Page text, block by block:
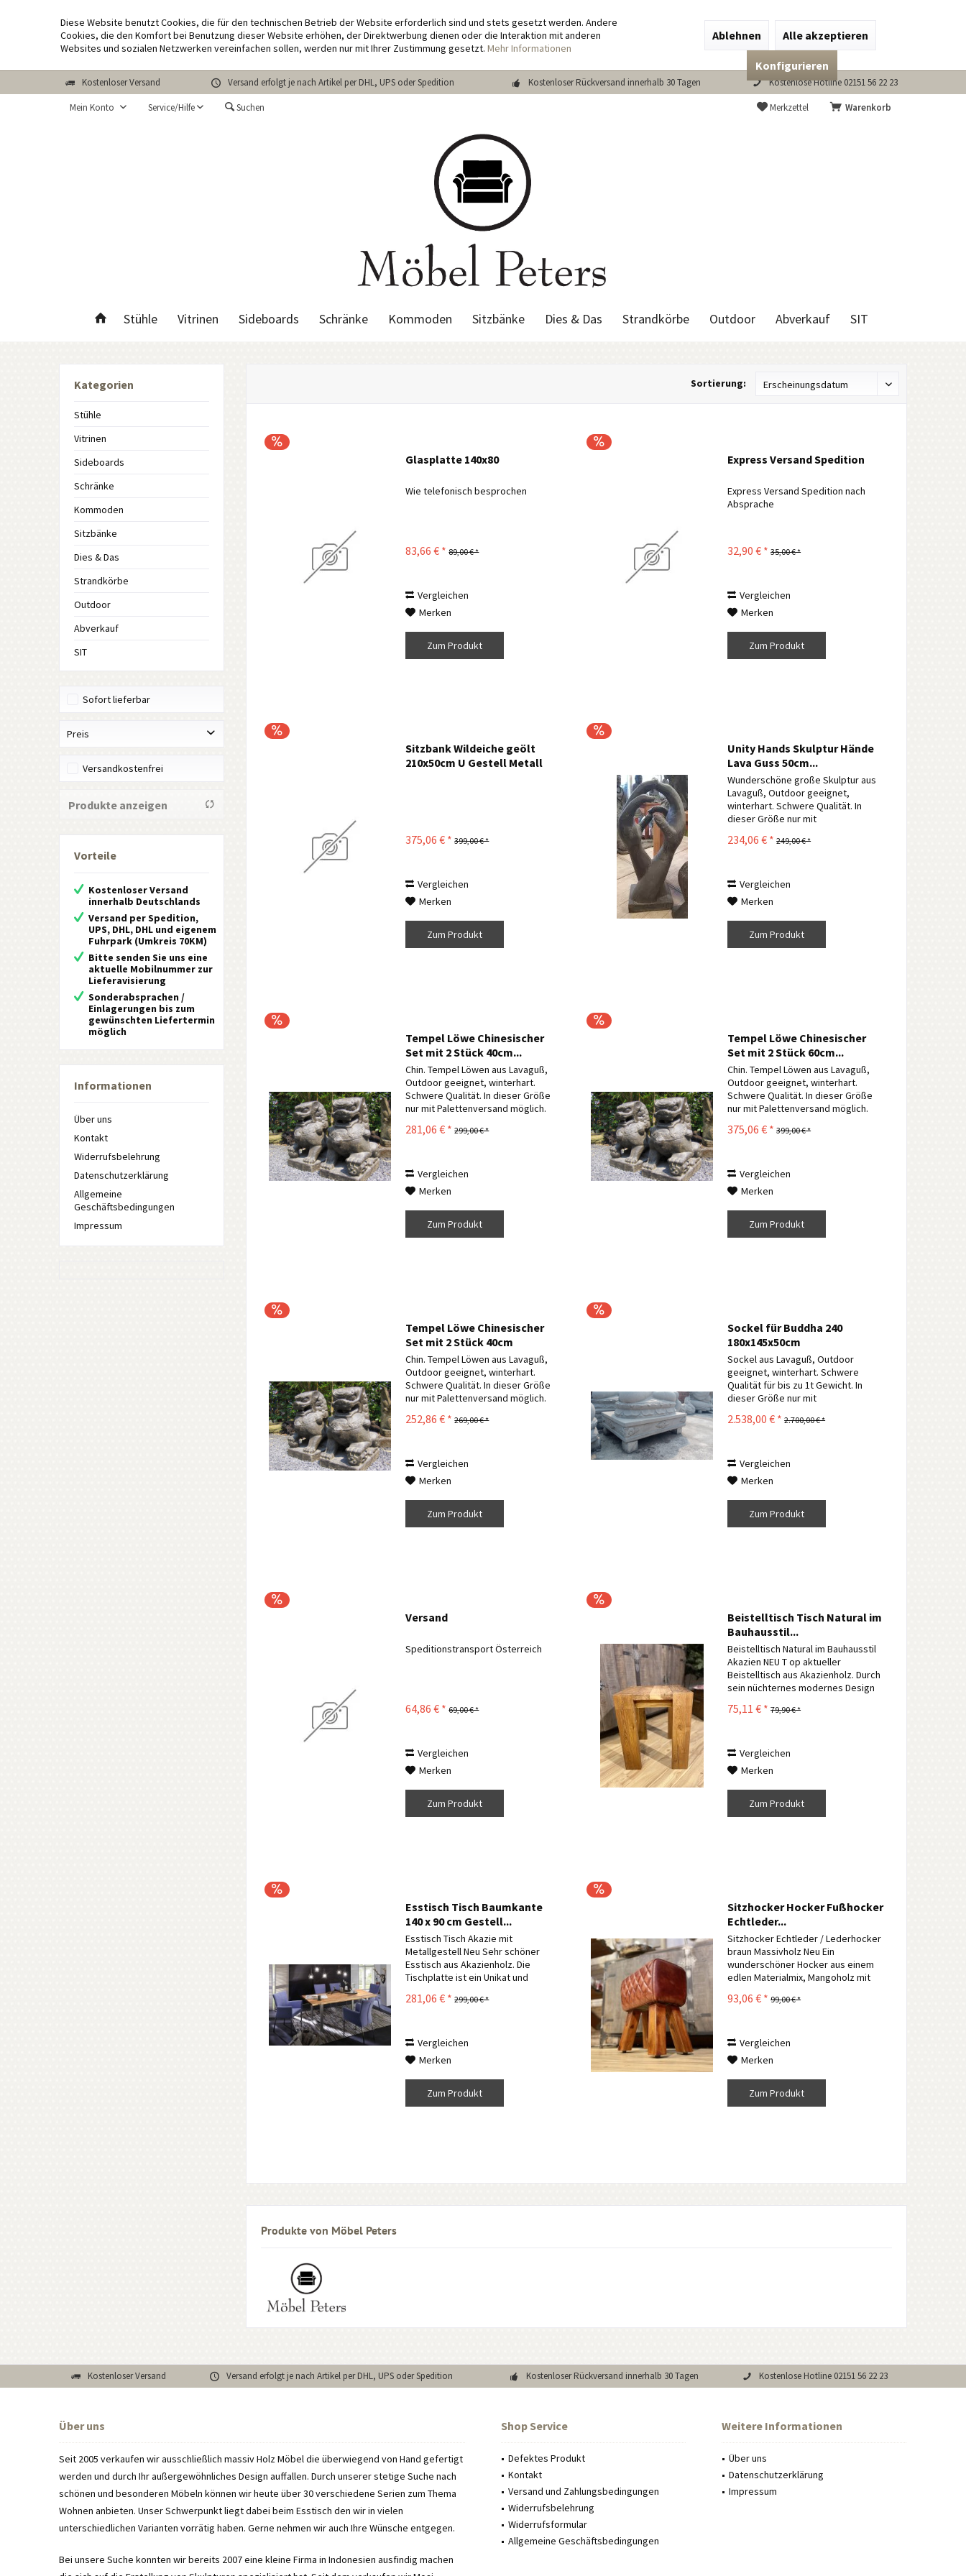
Diese Website benutzt Cookies, die für den technischen Betrieb der Website erforderlich sind und stets gesetzt werden. Andere
Cookies, die den Komfort bei Benutzung dieser Website erhöhen, der Direktwerbung dienen oder die Interaktion mit anderen
Websites und sozialen Netzwerken vereinfachen sollen, werden nur mit Ihrer Zustimmung gesetzt. Mehr Informationen
Ablehnen Alle akzeptieren
Konfigurieren
Kostenloser Versand Versand erfolgt je nach Artikel per DHL, UPS oder Spedition Kostenloser Rückversand innerhalb 30 Tagen Kostenlose Hotline 02151 56 22 23
Warenkorb
Merkzettel
Mein Konto Service/Hilfe Suchen
Stühle Vitrinen Sideboards Schränke Kommoden Sitzbänke Dies & Das Strandkörbe Outdoor Abverkauf SIT
Kategorien
Stühle
Vitrinen
Sideboards
Schränke
Kommoden
Sitzbänke
Dies & Das
Strandkörbe
Outdoor
Abverkauf
SIT
Sofort lieferbar
Preis
Versandkostenfrei
Produkte anzeigen
Vorteile
Kostenloser Versand
innerhalb Deutschlands
Versand per Spedition,
UPS, DHL, DHL und eigenem
Fuhrpark (Umkreis 70KM)
Bitte senden Sie uns eine
aktuelle Mobilnummer zur
Lieferavisierung
Sonderabsprachen /
Einlagerungen bis zum
gewünschten Liefertermin
möglich
Informationen
Über uns
Kontakt
Widerrufsbelehrung
Datenschutzerklärung
Allgemeine
Geschäftsbedingungen
Impressum
Sortierung:
Glasplatte 140x80
Wie telefonisch besprochen
83,66 € * 89,00 € *
Vergleichen
Merken
Zum Produkt
Express Versand Spedition
Express Versand Spedition nach
Absprache
32,90 € * 35,00 € *
Vergleichen
Merken
Zum Produkt
Sitzbank Wildeiche geölt
210x50cm U Gestell Metall
375,06 € * 399,00 € *
Vergleichen
Merken
Zum Produkt
Unity Hands Skulptur Hände
Lava Guss 50cm...
Wunderschöne große Skulptur aus
Lavaguß, Outdoor geeignet,
winterhart. Schwere Qualität. In
dieser Größe nur mit
Größen und Formen verfügbar.
234,06 € * 249,00 € *
Vergleichen
Merken
Zum Produkt
Tempel Löwe Chinesischer
Set mit 2 Stück 40cm...
Chin. Tempel Löwen aus Lavaguß,
Outdoor geeignet, winterhart.
Schwere Qualität. In dieser Größe
nur mit Palettenversand möglich.
verfügbar. Einfach Anfragen. Die
281,06 € * 299,00 € *
Vergleichen
Merken
Zum Produkt
Tempel Löwe Chinesischer
Set mit 2 Stück 60cm...
Chin. Tempel Löwen aus Lavaguß,
Outdoor geeignet, winterhart.
Schwere Qualität. In dieser Größe
nur mit Palettenversand möglich.
verfügbar. Einfach Anfragen. Die
375,06 € * 399,00 € *
Vergleichen
Merken
Zum Produkt
Tempel Löwe Chinesischer
Set mit 2 Stück 40cm
Chin. Tempel Löwen aus Lavaguß,
Outdoor geeignet, winterhart.
Schwere Qualität. In dieser Größe
nur mit Palettenversand möglich.
verfügbar. Einfach Anfragen. Die
252,86 € * 269,00 € *
Vergleichen
Merken
Zum Produkt
Sockel für Buddha 240
180x145x50cm
Sockel aus Lavaguß, Outdoor
geeignet, winterhart. Schwere
Qualität für bis zu 1t Gewicht. In
dieser Größe nur mit
vorheriger Absprache möglich.
erfolgt...
2.538,00 € * 2.700,00 € *
Vergleichen
Merken
Zum Produkt
Versand
Speditionstransport Österreich
64,86 € * 69,00 € *
Vergleichen
Merken
Zum Produkt
Beistelltisch Tisch Natural im
Bauhausstil...
Beistelltisch Natural im Bauhausstil
Akazien NEU T op aktueller
Beistelltisch aus Akazienholz. Durch
sein nüchternes modernes Design
Ihrem Wohnzimmer. Bitte beachten
75,11 € * 79,90 € *
Vergleichen
Merken
Zum Produkt
Esstisch Tisch Baumkante
140 x 90 cm Gestell...
Esstisch Tisch Akazie mit
Metallgestell Neu Sehr schöner
Esstisch aus Akazienholz. Die
Tischplatte ist ein Unikat und
in seiner Maserung und der
281,06 € * 299,00 € *
Vergleichen
Merken
Zum Produkt
Sitzhocker Hocker Fußhocker
Echtleder...
Sitzhocker Echtleder / Lederhocker
braun Massivholz Neu Ein
wunderschöner Hocker aus einem
edlen Materialmix, Mangoholz mit
zusätzlich rautenförmig
93,06 € * 99,00 € *
Vergleichen
Merken
Zum Produkt
Produkte von Möbel Peters
Kostenloser Versand Versand erfolgt je nach Artikel per DHL, UPS oder Spedition Kostenloser Rückversand innerhalb 30 Tagen Kostenlose Hotline 02151 56 22 23
Über uns
Seit 2005 verkaufen wir ausschließlich massiv Holz Möbel die überwiegend von Hand gefertigt
werden und durch Ihr außergewöhnliches Design auffallen. Durch unserer stetige Suche nach
schönen und besonderen Möbeln können wir heute über 30 verschiedene Serien zum Thema
Wohnen anbieten. Unser Schwerpunkt liegt dabei beim Esstisch den wir in vielen
unterschiedlichen Varianten vorrätig haben. Gerne nehmen wir auch Ihre Wünsche entgegen.
Bei unsere Suche konnten wir bereits 2007 eine kleine Firma in Indonesien ausfindig machen
Shop Service
Defektes Produkt
Kontakt
Versand und Zahlungsbedingungen
Widerrufsbelehrung
Widerrufsformular
Allgemeine Geschäftsbedingungen
Weitere Informationen
Über uns
Datenschutzerklärung
Impressum